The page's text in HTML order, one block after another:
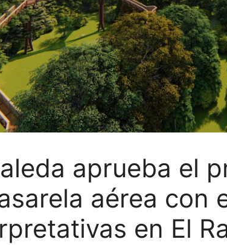
aprueba el
aérea con
en El